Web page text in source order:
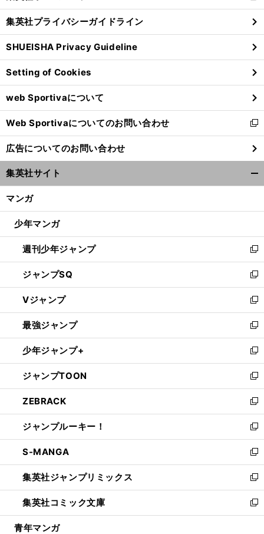
る
し
い
ウ
ィ
ン
ド
ウ
で
開
く
集英社プライバシーガイドライン
SHUEISHA Privacy Guideline
Setting of Cookies
web Sportivaについて
Web Sportivaについてのお問い合わせ
新
し
い
ウ
ィ
ン
ウ
開
く
広告についてのお問い合わせ
集英社サイト
マンガ
少年マンガ
週刊少年ジャンプ
新
し
い
ウ
ィ
ン
ド
ウ
で
開
く
ジャンプSQ
新
し
い
ウ
ィ
ン
ド
ウ
で
開
く
Vジャンプ
新
し
い
ウ
ィ
ン
ド
ウ
で
開
く
最強ジャンプ
新
し
い
ウ
ィ
ン
ド
ウ
で
開
く
少年ジャンプ+
新
し
い
ウ
ィ
ン
ド
ウ
で
開
く
ジャンプTOON
新
し
い
ウ
ィ
ン
ド
ウ
で
開
く
ZEBRACK
新
し
い
ウ
ィ
ン
ド
ウ
で
開
ジャンプルーキー！
新
し
い
ウ
ィ
ン
ド
ウ
S-MANGA
新
し
い
ウ
ィ
ン
集英社ジャンプリミックス
新
し
い
ウ
集英社コミック文庫
新
し
青年マンガ